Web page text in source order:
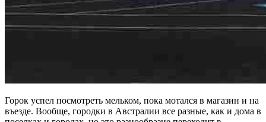
Горок успел посмотреть мельком, пока мотался в магазин и на
въезде. Вообще, городки в Австралии все разные, как и дома в